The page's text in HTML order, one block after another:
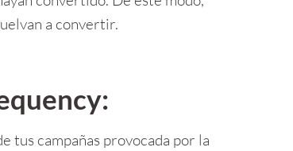
a convertir.
tus campañas provocada por la